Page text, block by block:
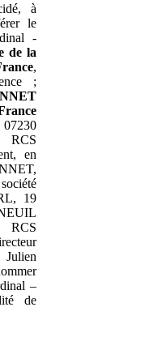
à
le
-
de la
,
;
RCS
en
19
–
de